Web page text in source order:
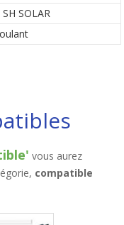
SOLAR
vous aurez
compatible